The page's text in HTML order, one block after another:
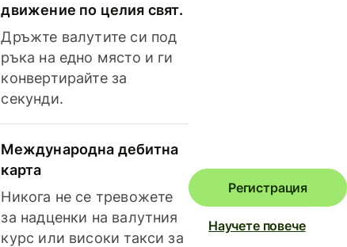
движение по целия свят.
Дръжте валутите си под
ръка на едно място и ги
конвертирайте за
секунди.
Международна дебитна
карта
Никога не се тревожете
за надценки на валутния
курс или високи такси за
Регистрация
Научете повече